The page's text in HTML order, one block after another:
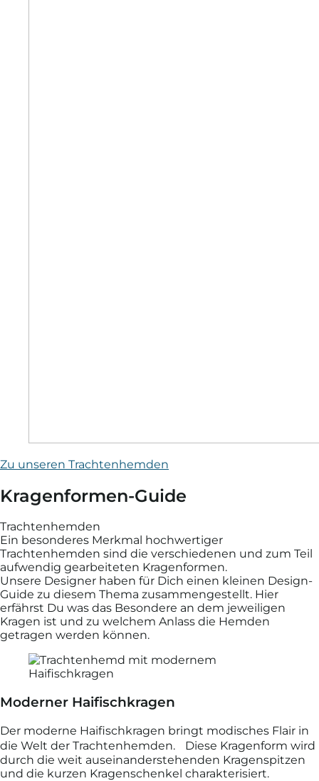
Zu unseren Trachtenhemden
Kragenformen-Guide
Trachtenhemden
Ein besonderes Merkmal hochwertiger
Trachtenhemden sind die verschiedenen und zum Teil
aufwendig gearbeiteten Kragenformen.
Unsere Designer haben für Dich einen kleinen Design-
Guide zu diesem Thema zusammengestellt. Hier
erfährst Du was das Besondere an dem jeweiligen
Kragen ist und zu welchem Anlass die Hemden
getragen werden können.
Moderner Haifischkragen
Der moderne Haifischkragen bringt modisches Flair in
die Welt der Trachtenhemden. Diese Kragenform wird
durch die weit auseinanderstehenden Kragenspitzen
und die kurzen Kragenschenkel charakterisiert.